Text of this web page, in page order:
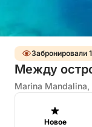
Забронировали
Между
Marina
Новое